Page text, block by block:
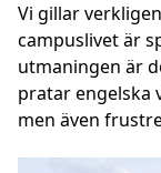
Vi gillar
campuslivet är
utmaningen är
pratar engelska
men även